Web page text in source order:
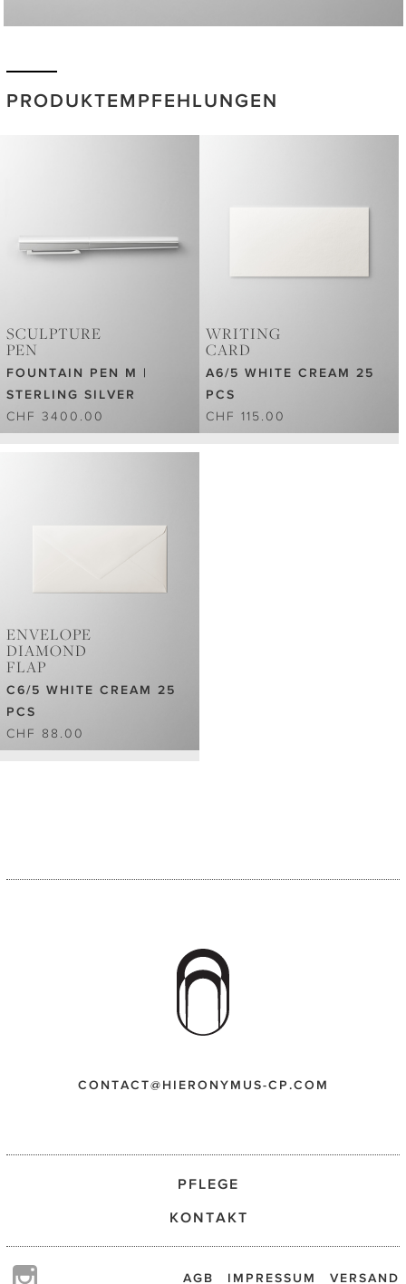
PRODUKTEMPFEHLUNGEN
SCULPTURE
PEN
FOUNTAIN PEN M |
STERLING SILVER
CHF 3400.00
WRITING
CARD
A6/5 WHITE CREAM 25
PCS
CHF 115.00
ENVELOPE
DIAMOND
FLAP
C6/5 WHITE CREAM 25
PCS
CHF 88.00
CONTACT@HIERONYMUS-CP.COM
PFLEGE
KONTAKT
VERSAND
IMPRESSUM
AGB